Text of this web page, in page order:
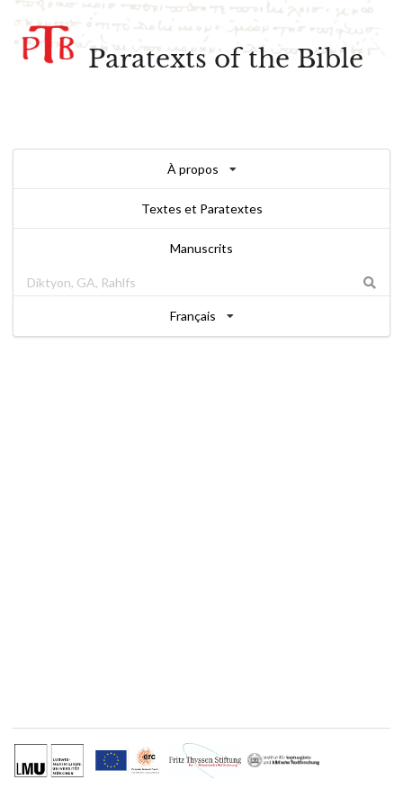
Paratexts of the Bible
À propos
Textes et Paratextes
Manuscrits
Français